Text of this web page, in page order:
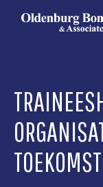
OLDENBURG
TOEKOMST